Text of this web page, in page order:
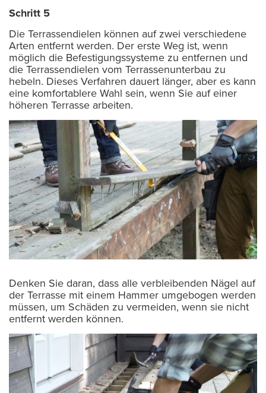
Schritt 5
Die Terrassendielen können auf zwei verschiedene
Arten entfernt werden. Der erste Weg ist, wenn
möglich die Befestigungssysteme zu entfernen und
die Terrassendielen vom Terrassenunterbau zu
hebeln. Dieses Verfahren dauert länger, aber es kann
eine komfortablere Wahl sein, wenn Sie auf einer
höheren Terrasse arbeiten.
Denken Sie daran, dass alle verbleibenden Nägel auf
der Terrasse mit einem Hammer umgebogen werden
müssen, um Schäden zu vermeiden, wenn sie nicht
entfernt werden können.